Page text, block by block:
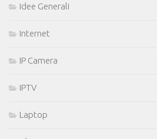
Idee Generali
Internet
IP Camera
IPTV
Laptop